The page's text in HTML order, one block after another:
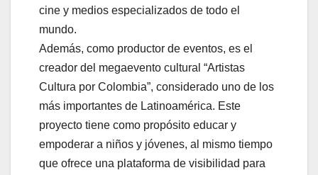
cine y medios especializados de todo el
mundo.
Además, como productor de eventos, es el
creador del megaevento cultural “Artistas
Cultura por Colombia”, considerado uno de los
más importantes de Latinoamérica. Este
proyecto tiene como propósito educar y
empoderar a niños y jóvenes, al mismo tiempo
que ofrece una plataforma de visibilidad para